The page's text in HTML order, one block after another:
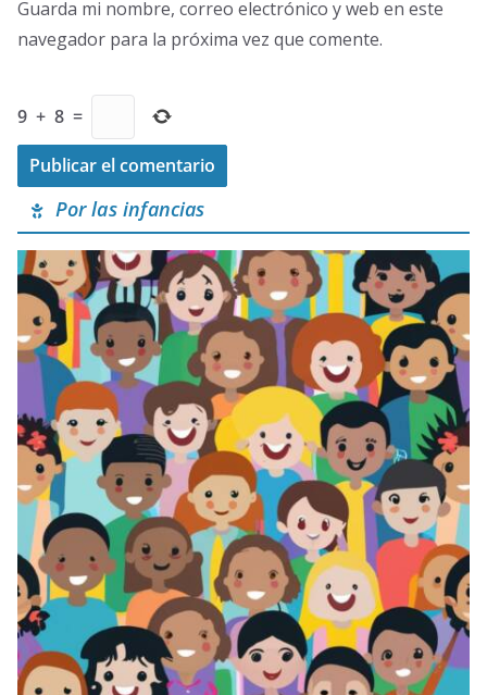
Guarda mi nombre, correo electrónico y web en este
navegador para la próxima vez que comente.
9 + 8 =
Por las infancias